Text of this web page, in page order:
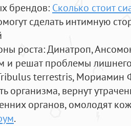
брендов: Сколько стоит
сделать интимную
роста: Динатроп,
и решат проблемы
terrestris, Мориамин
организма, вернут
органов, омолодят
.